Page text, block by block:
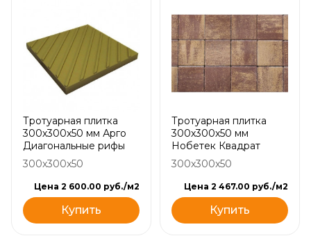
Тротуарная плитка
300х300х50 мм Арго
Диагональные рифы
300x300x50
Цена 2 600.00 руб./м2
Купить
Тротуарная плитка
300х300х50 мм
Нобетек Квадрат
300x300x50
Цена 2 467.00 руб./м2
Купить